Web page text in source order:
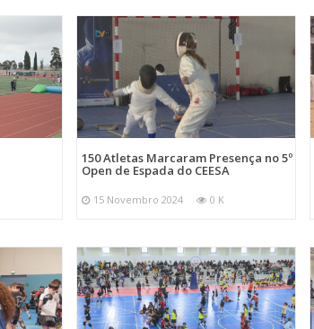
150 Atletas Marcaram Presença no 5º
Open de Espada do CEESA
15 Novembro 2024 0 K